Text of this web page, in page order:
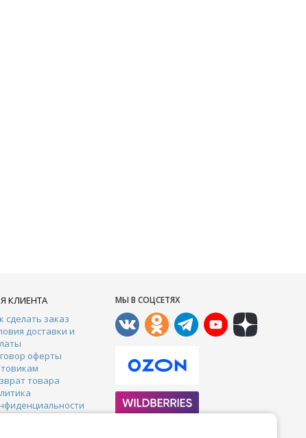
КЛИЕНТА
сделать заказ
доставки и
оферты
товара
МЫ В СОЦСЕТЯХ